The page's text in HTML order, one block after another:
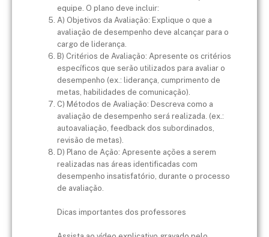
equipe. O plano deve incluir:
A) Objetivos da Avaliação: Explique o que a
avaliação de desempenho deve alcançar para o
cargo de liderança.
B) Critérios de Avaliação: Apresente os critérios
específicos que serão utilizados para avaliar o
desempenho (ex.: liderança, cumprimento de
metas, habilidades de comunicação).
C) Métodos de Avaliação: Descreva como a
avaliação de desempenho será realizada. (ex.:
autoavaliação, feedback dos subordinados,
revisão de metas).
D) Plano de Ação: Apresente ações a serem
realizadas nas áreas identificadas com
desempenho insatisfatório, durante o processo
de avaliação.
​Dicas importantes dos professores